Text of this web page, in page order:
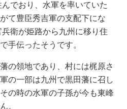
でおり、水軍を率いていた
て豊臣秀吉軍の支配下にな
衛が姫路から九州に移り住
手伝ったそうです。
の領地であり、村には梶原さ
の一部は九州で黒田藩に召し
の時の水軍の子孫が今も東峰
。